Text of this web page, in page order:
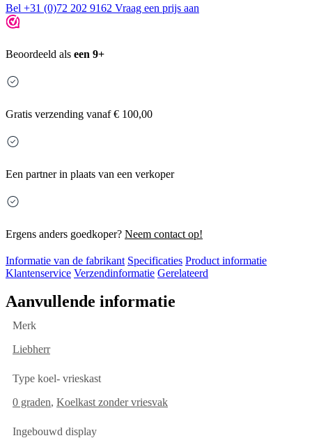
Bel +31 (0)72 202 9162 Vraag een prijs aan
Beoordeeld als een 9+
Gratis verzending vanaf € 100,00
Een partner in plaats van een verkoper
Ergens anders goedkoper? Neem contact op!
Informatie van de fabrikant Specificaties Product informatie
Klantenservice Verzendinformatie Gerelateerd
Aanvullende informatie
Merk
Liebherr
Type koel- vrieskast
0 graden, Koelkast zonder vriesvak
Ingebouwd display